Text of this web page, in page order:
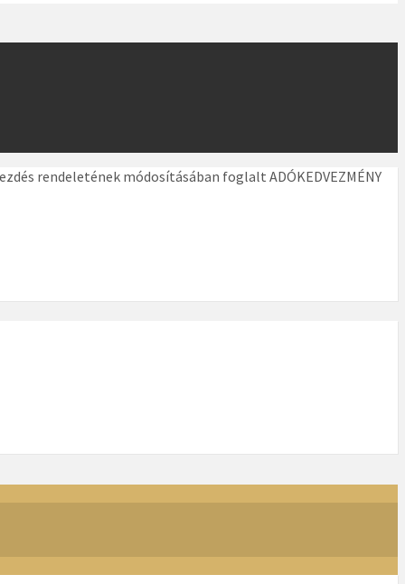
rendeletének módosításában foglalt ADÓKEDVEZMÉNY